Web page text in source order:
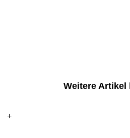
Weitere Artikel